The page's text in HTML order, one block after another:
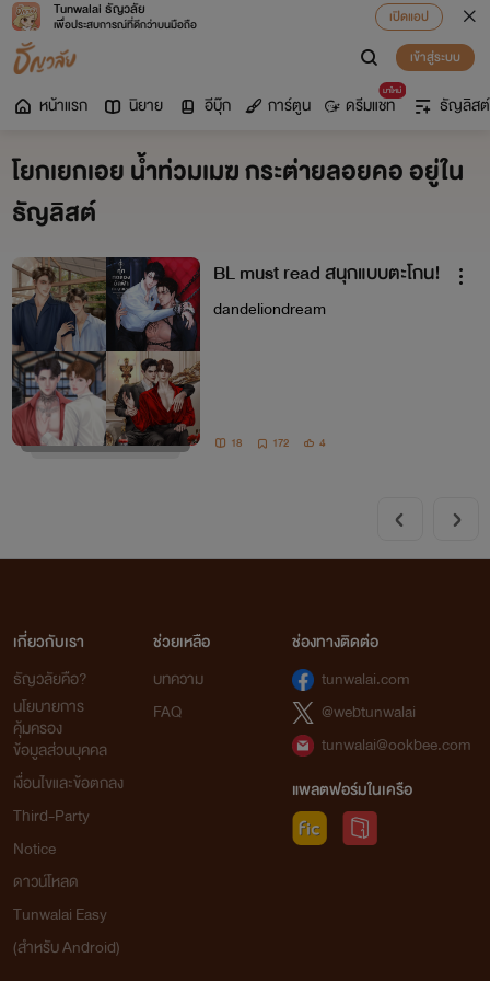
Tunwalai ธัญวลัย
เพื่อประสบการณ์ที่ดีกว่าบนมือถือ
เปิดแอป
เข้าสู่ระบบ
หน้าแรก นิยาย อีบุ๊ก การ์ตูน
มาใหม่
ดรีมแชท ธัญลิสต์
โยกเยกเอย น้ำท่วมเมฆ กระต่ายลอยคอ อยู่ใน
ธัญลิสต์
BL must read สนุกแบบตะโกน!
dandeliondream
18 172 4
เกี่ยวกับเรา
ธัญวลัยคือ?
นโยบายการ
คุ้มครอง
ข้อมูลส่วนบุคคล
เงื่อนไขและข้อตกลง
Third-Party
Notice
ดาวน์โหลด
Tunwalai Easy
(สำหรับ Android)
ช่วยเหลือ
บทความ
FAQ
ช่องทางติดต่อ
tunwalai.com
@webtunwalai
tunwalai@ookbee.com
แพลตฟอร์มในเครือ